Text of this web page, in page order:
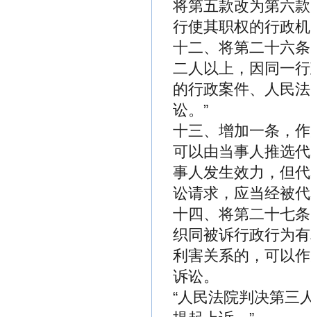
将第五款改为第六
行使其职权的行政
十二、将第二十六
二人以上，因同一
的行政案件、人民
讼。”
十三、增加一条，
可以由当事人推选
事人发生效力，但
讼请求，应当经被
十四、将第二十七
织同被诉行政行为
利害关系的，可以
诉讼。
“人民法院判决第三